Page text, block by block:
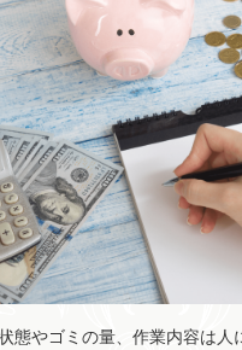
態やゴミの量、作業内容は人